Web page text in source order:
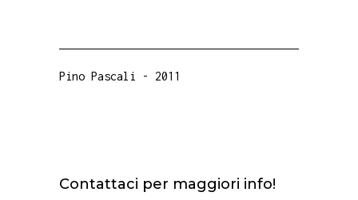
Pino Pascali - 2011
Contattaci per maggiori info!